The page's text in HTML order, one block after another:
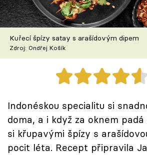
Škola vaření
Recepty z TV
Speciál: Cuketa
Těhotnej kuchař
Sledujte prima+
Přihlášení
Kuřecí špízy satay s arašídovým dipem
Zdroj: Ondřej Košík
Indonéskou specialitu si
doma, a i když za oknem
si křupavými špízy s
pocit léta. Recept připravila